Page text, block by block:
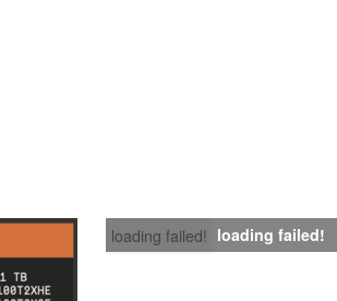
loading failed! loading failed!